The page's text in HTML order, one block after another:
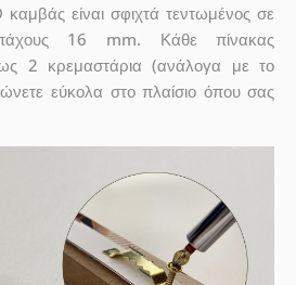
είναι σφιχτά τεντωμένος σε
πάχους 16 mm. Κάθε πίνακας
2 κρεμαστάρια (ανάλογα με το
εύκολα στο πλαίσιο όπου σας